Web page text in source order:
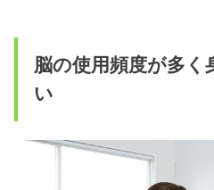
脳の使用頻度が多く
い